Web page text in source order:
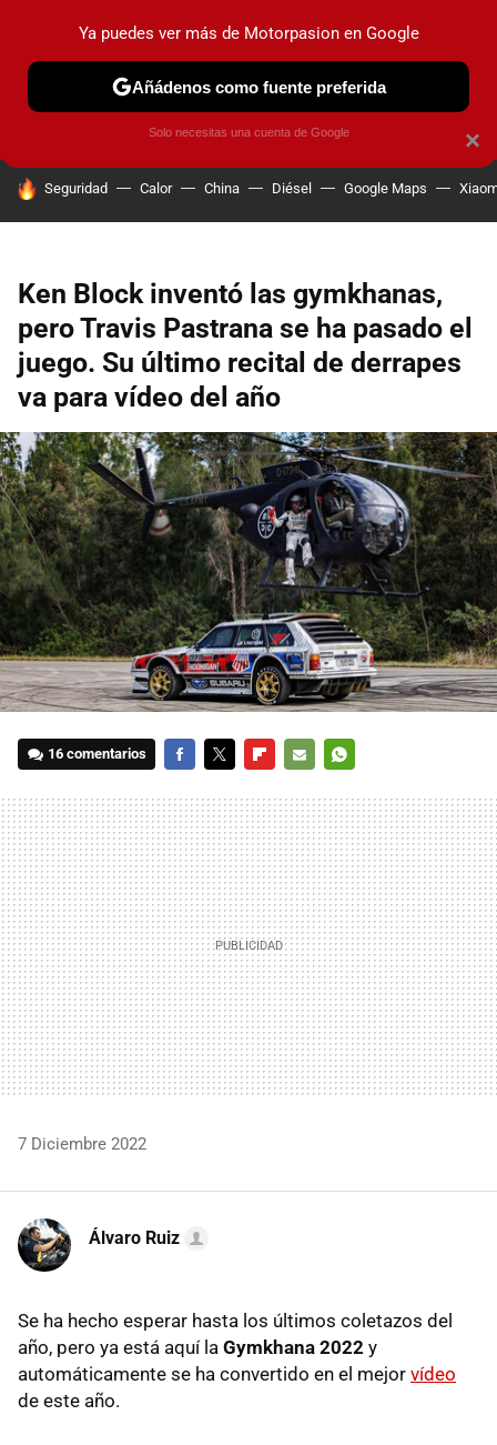
PRUEBAS COCHES ELÉCTRICOS OBSERVATORIO
HOY SE HABLA DE
Seguridad Calor China Diésel Google Maps
Ken Block inventó las gymkhanas,
pero Travis Pastrana se ha pasado el
juego. Su último recital de derrapes
va para vídeo del año
16 comentarios
MAIL
7 Diciembre 2022
Álvaro Ruiz
Se ha hecho esperar hasta los últimos coletazos del
año, pero ya está aquí la Gymkhana 2022 y
automáticamente se ha convertido en el mejor vídeo
de este año.
×
Ya puedes ver más de Motorpasion en Google
Añádenos como fuente preferida
Solo necesitas una cuenta de Google